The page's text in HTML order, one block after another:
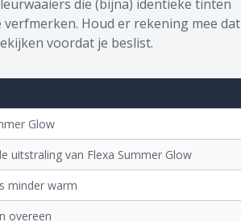
die (bijna) identieke tinten
Houd er rekening mee dat
voordat je beslist.
Glow
uitstraling van Flexa Summer Glow
minder warm
overeen